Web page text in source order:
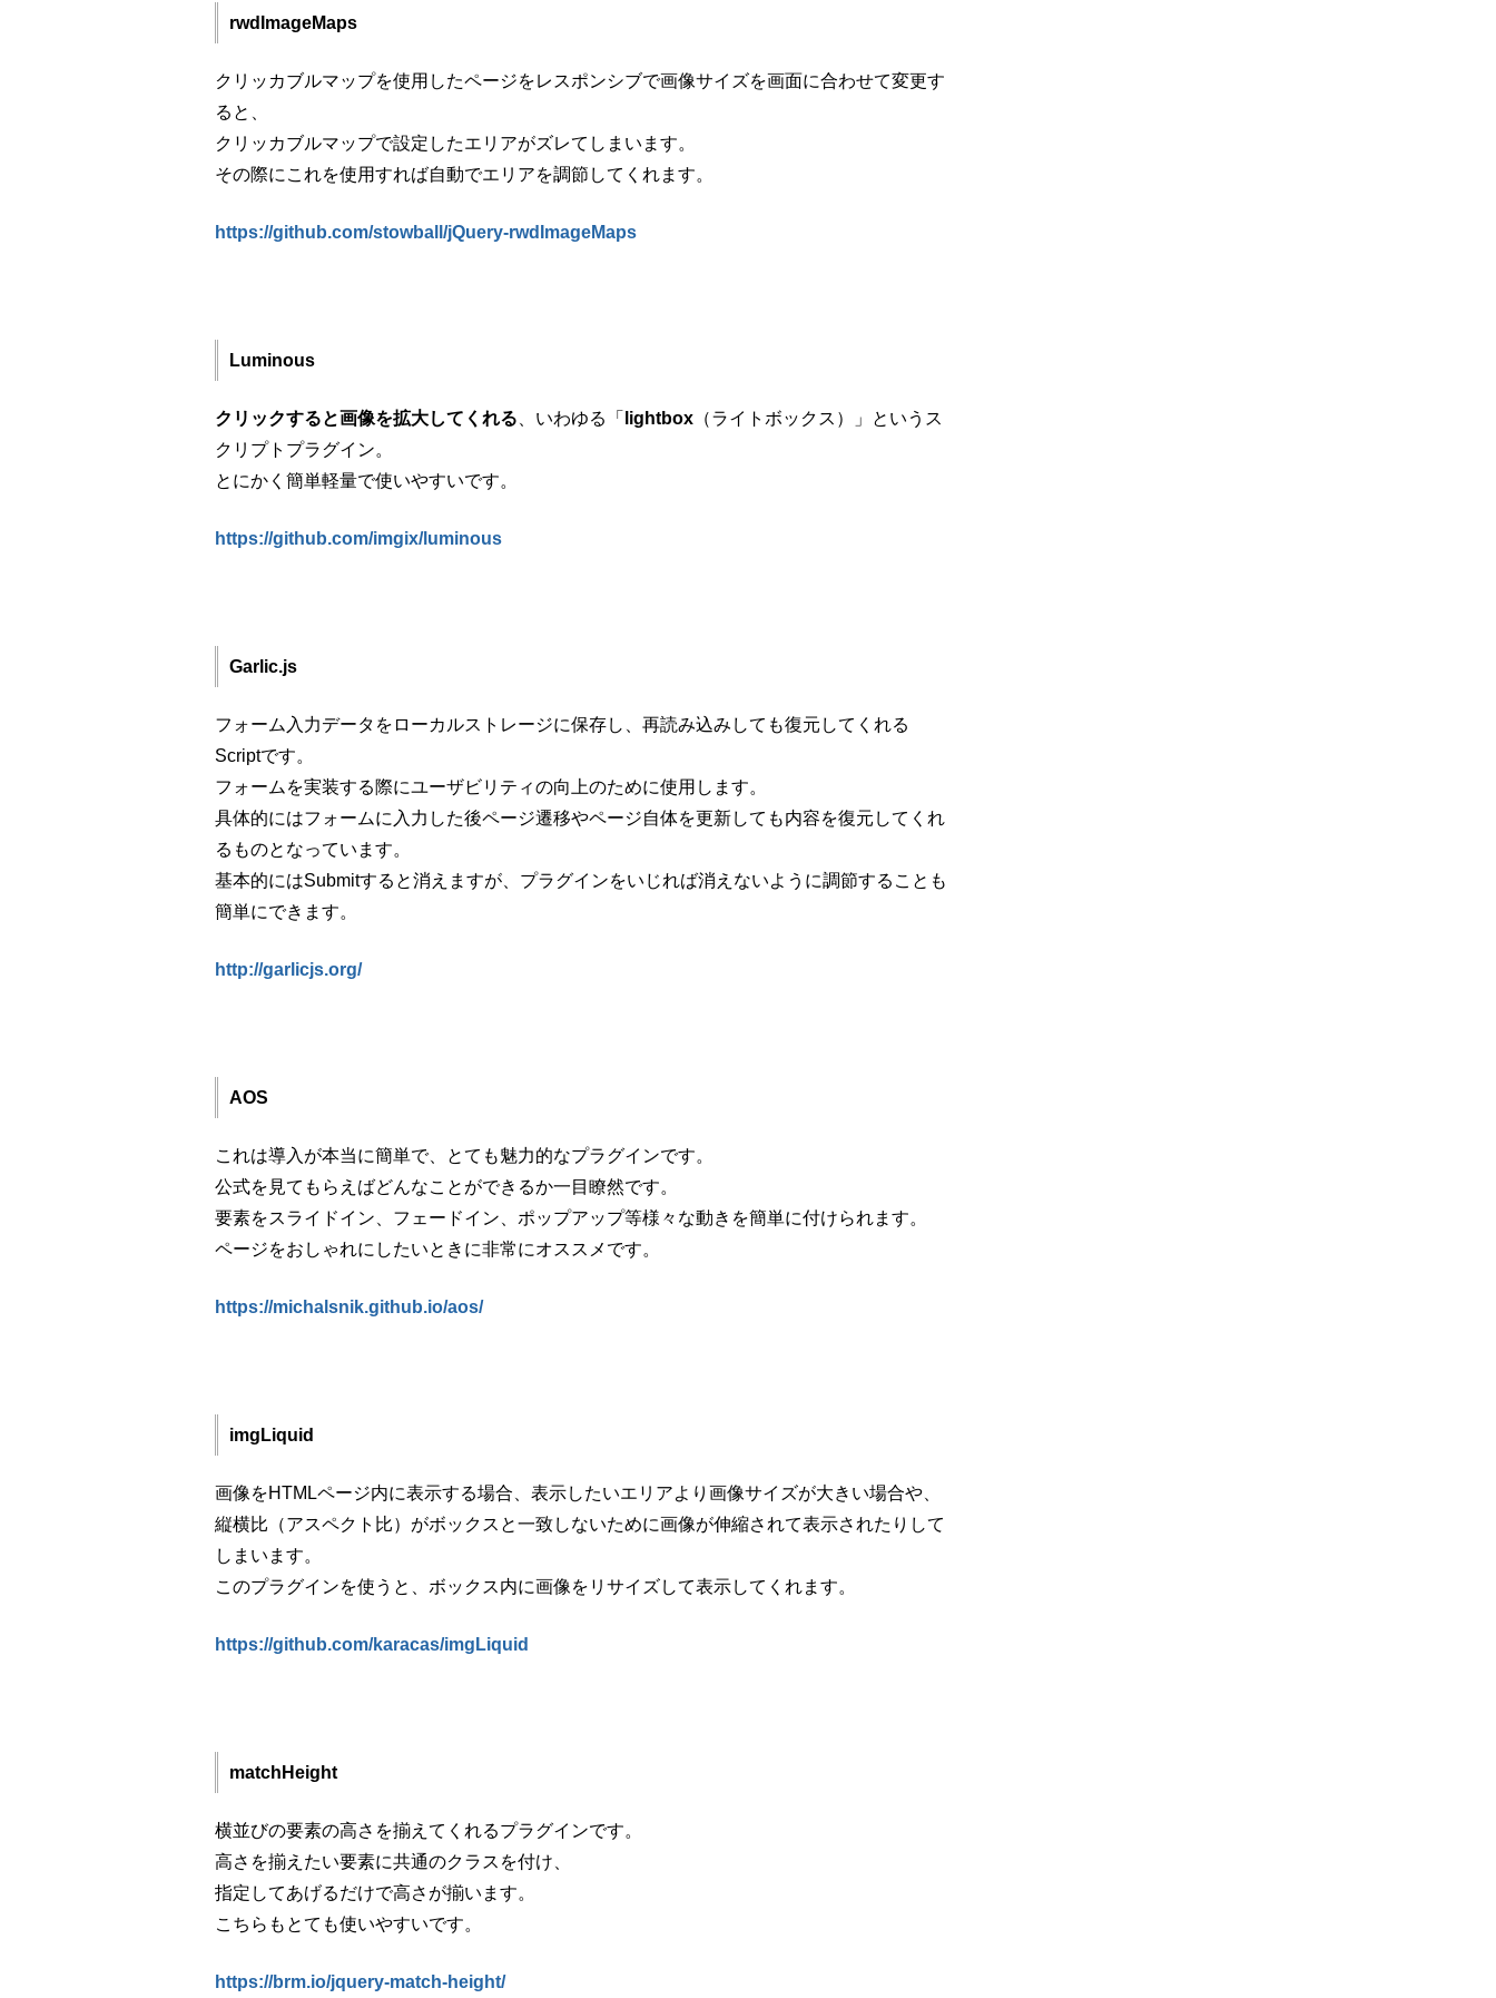
rwdImageMaps
クリッカブルマップを使用したページをレスポンシブで画像サイズを画面に合わせて変更す
ると、
クリッカブルマップで設定したエリアがズレてしまいます。
その際にこれを使用すれば自動でエリアを調節してくれます。
https://github.com/stowball/jQuery-rwdImageMaps
Luminous
クリックすると画像を拡大してくれる 、いわゆる「 lightbox（ライトボックス）」というス
クリプトプラグイン。
とにかく簡単軽量で使いやすいです。
https://github.com/imgix/luminous
Garlic.js
フォーム入力データをローカルストレージに保存し、再読み込みしても復元してくれる
Scriptです。
フォームを実装する際にユーザビリティの向上のために使用します。
具体的にはフォームに入力した後ページ遷移やページ自体を更新しても内容を復元してくれ
るものとなっています。
基本的にはSubmitすると消えますが、プラグインをいじれば消えないように調節することも
簡単にできます。
http://garlicjs.org/
AOS
これは導入が本当に簡単で、とても魅力的なプラグインです。
公式を見てもらえばどんなことができるか一目瞭然です。
要素をスライドイン、フェードイン、ポップアップ等様々な動きを簡単に付けられます。
ページをおしゃれにしたいときに非常にオススメです。
https://michalsnik.github.io/aos/
imgLiquid
画像をHTMLページ内に表示する場合、表示したいエリアより画像サイズが大きい場合や、
縦横比（アスペクト比）がボックスと一致しないために画像が伸縮されて表示されたりして
しまいます。
このプラグインを使うと、ボックス内に画像をリサイズして表示してくれます。
https://github.com/karacas/imgLiquid
matchHeight
横並びの要素の高さを揃えてくれるプラグインです。
高さを揃えたい要素に共通のクラスを付け、
指定してあげるだけで高さが揃います。
こちらもとても使いやすいです。
https://brm.io/jquery-match-height/